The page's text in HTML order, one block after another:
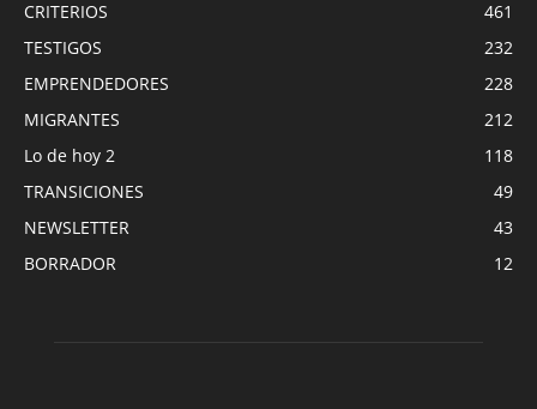
CRITERIOS
461
TESTIGOS
232
EMPRENDEDORES
228
MIGRANTES
212
Lo de hoy 2
118
TRANSICIONES
49
NEWSLETTER
43
BORRADOR
12